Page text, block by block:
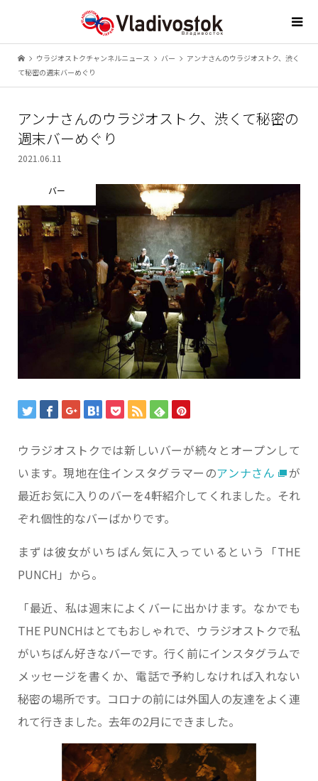
ウラジオストクチャンネルニュース バー
アンナさんのウラジオストク、渋く
て秘密の週末バーめぐり
アンナさんのウラジオストク、渋くて秘密の
週末バーめぐり
2021.06.11
バー
ウラジオストクでは新しいバーが続々とオープンして
います。現地在住インスタグラマーのアンナさん
が
最近お気に入りのバーを4軒紹介してくれました。それ
ぞれ個性的なバーばかりです。
まずは彼女がいちばん気に入っているという「THE
PUNCH」から。
「最近、私は週末によくバーに出かけます。なかでも
THE PUNCHはとてもおしゃれで、ウラジオストクで私
がいちばん好きなバーです。行く前にインスタグラムで
メッセージを書くか、電話で予約しなければ入れない
秘密の場所です。コロナの前には外国人の友達をよく連
れて行きました。去年の2月にできました。